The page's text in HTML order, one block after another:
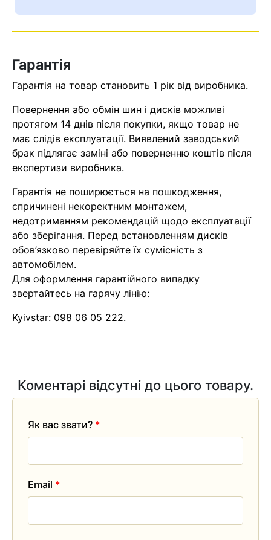
Помилка:
знайдена.
Гарантія
Гарантія на товар становить 1 рік від виробника.
Повернення або обмін шин і дисків можливі
протягом 14 днів після покупки, якщо товар не
має слідів експлуатації. Виявлений заводський
брак підлягає заміні або поверненню коштів після
експертизи виробника.
Гарантія не поширюється на пошкодження,
спричинені некоректним монтажем,
недотриманням рекомендацій щодо експлуатації
або зберігання. Перед встановленням дисків
обов’язково перевіряйте їх сумісність з
автомобілем.
Для оформлення гарантійного випадку
звертайтесь на гарячу лінію:
Kyivstar: 098 06 05 222.
Коментарі відсутні до цього товару.
Як вас звати? *
Email *